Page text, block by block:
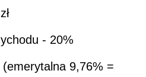
- 20%
(emerytalna 9,76% =